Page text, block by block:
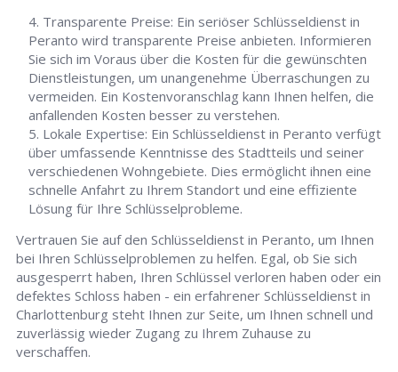
Transparente Preise: Ein seriöser Schlüsseldienst in
Peranto wird transparente Preise anbieten. Informieren
Sie sich im Voraus über die Kosten für die gewünschten
Dienstleistungen, um unangenehme Überraschungen zu
vermeiden. Ein Kostenvoranschlag kann Ihnen helfen, die
anfallenden Kosten besser zu verstehen.
Lokale Expertise: Ein Schlüsseldienst in Peranto verfügt
über umfassende Kenntnisse des Stadtteils und seiner
verschiedenen Wohngebiete. Dies ermöglicht ihnen eine
schnelle Anfahrt zu Ihrem Standort und eine effiziente
Lösung für Ihre Schlüsselprobleme.
Vertrauen Sie auf den Schlüsseldienst in Peranto, um Ihnen
bei Ihren Schlüsselproblemen zu helfen. Egal, ob Sie sich
ausgesperrt haben, Ihren Schlüssel verloren haben oder ein
defektes Schloss haben - ein erfahrener Schlüsseldienst in
Charlottenburg steht Ihnen zur Seite, um Ihnen schnell und
zuverlässig wieder Zugang zu Ihrem Zuhause zu
verschaffen.